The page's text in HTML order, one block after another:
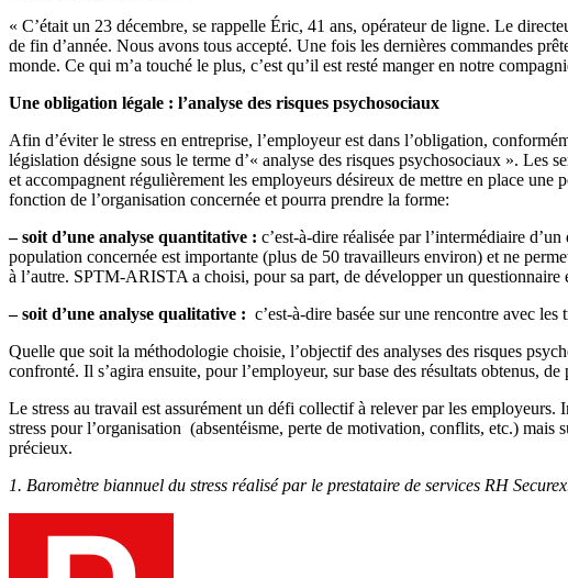
« C’était un 23 décembre, se rappelle Éric, 41 ans, opérateur de ligne. Le
de fin d’année. Nous avons tous accepté. Une fois les dernières commandes
monde. Ce qui m’a touché le plus, c’est qu’il est resté manger en notre
Une obligation légale : l’analyse des risques psychosociaux
Afin d’éviter le stress en entreprise, l’employeur est dans l’obligation,
législation désigne sous le terme d’« analyse des risques psychosociaux ».
et accompagnent régulièrement les employeurs désireux de mettre en place
fonction de l’organisation concernée et pourra prendre la forme:
– soit d’une analyse quantitative : c’est-à-dire réalisée par l’intermédiaire
population concernée est importante (plus de 50 travailleurs environ) et ne
à l’autre. SPTM-ARISTA a choisi, pour sa part, de développer un
– soit d’une analyse qualitative : c’est-à-dire basée sur une rencontre avec
Quelle que soit la méthodologie choisie, l’objectif des analyses des risques
confronté. Il s’agira ensuite, pour l’employeur, sur base des résultats obtenus,
Le stress au travail est assurément un défi collectif à relever par les
stress pour l’organisation (absentéisme, perte de motivation, conflits, etc.)
précieux.
1. Baromètre biannuel du stress réalisé par le prestataire de services RH